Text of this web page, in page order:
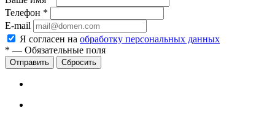
Телефон *
E-mail
Я согласен на обработку персональных данных
* — Обязательные поля
Сбросить